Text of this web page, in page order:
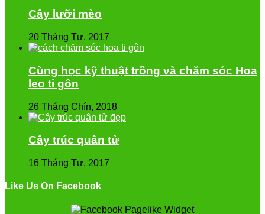
Cây lưỡi mèo
20 Tháng Tư, 2017
Cùng học kỹ thuật trồng và chăm sóc Hoa
leo ti gôn
26 Tháng Chín, 2018
Cây trúc quân tử
16 Tháng Tư, 2017
Like Us On Facebook